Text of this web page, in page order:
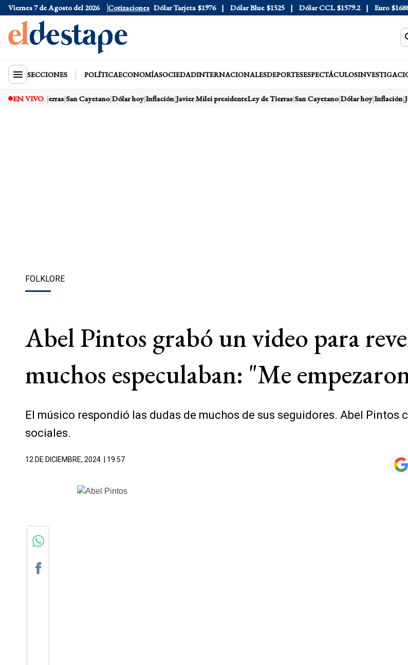
Viernes 7 de Agosto del 2026 Cotizaciones
Dólar Oficial $1520 Dólar Tarjeta $1976 Dólar Blue $1525 Dólar CCL $1579.2 Euro $1688.03
SECCIONES POLÍTICAECONOMÍASOCIEDADINTERNACIONALESDEPORTESESPECTÁCULOS
EN VIVO
Ley de Tierras San Cayetano Dólar hoy Inflación Javier Milei presidenteLey de Tierras San Cayetano Dólar hoy Inflación
FOLKLORE
Abel Pintos grabó un video para
muchos especulaban: "Me
El músico respondió las dudas de muchos de sus seguidores. Abel Pintos
sociales.
12 DE DICIEMBRE, 2024 | 19.57